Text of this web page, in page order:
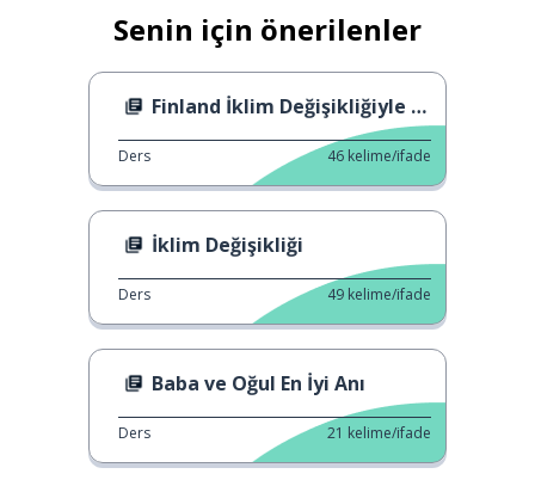
Senin için önerilenler
Finland İklim Değişikliğiyle Mücadele Ediyor
Ders 46 kelime/ifade
İklim Değişikliği
Ders 49 kelime/ifade
Baba ve Oğul En İyi Anı
Ders 21 kelime/ifade